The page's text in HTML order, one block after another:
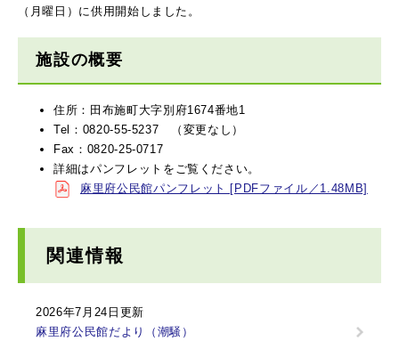
（月曜日）に供用開始しました。
施設の概要
住所：田布施町大字別府1674番地1
Tel：0820-55-5237 （変更なし）
Fax：0820-25-0717
詳細はパンフレットをご覧ください。
麻里府公民館パンフレット [PDFファイル／1.48MB]
関連情報
2026年7月24日更新
麻里府公民館だより（潮騒）